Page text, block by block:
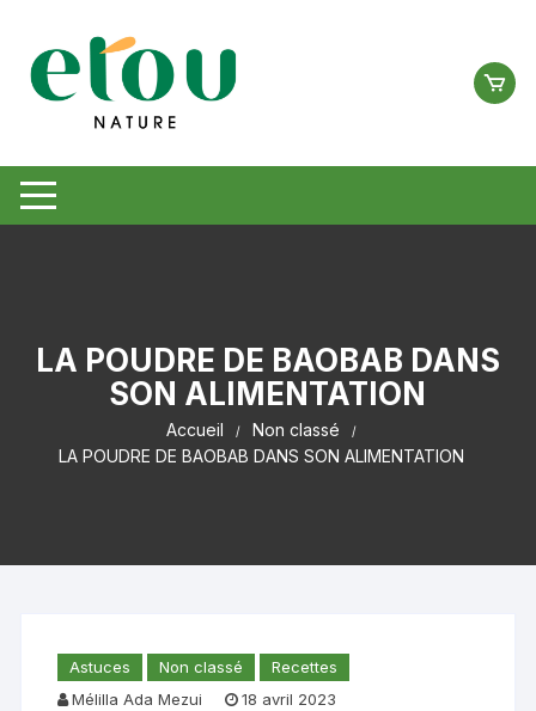
contenu
LA POUDRE DE BAOBAB DANS
SON ALIMENTATION
Accueil
Non classé
LA POUDRE DE BAOBAB DANS SON ALIMENTATION
Astuces Non classé
Recettes
Mélilla Ada Mezui
18 avril 2023